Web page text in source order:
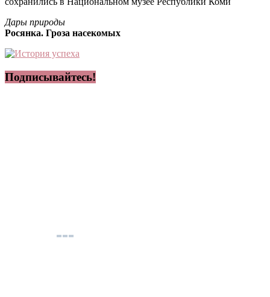
Дары природы
Росянка. Гроза насекомых
Подписывайтесь!